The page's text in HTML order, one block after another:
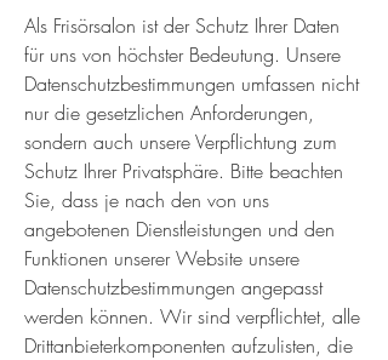
Als Frisörsalon ist der Schutz Ihrer Daten
für uns von höchster Bedeutung. Unsere
Datenschutzbestimmungen umfassen nicht
nur die gesetzlichen Anforderungen,
sondern auch unsere Verpflichtung zum
Schutz Ihrer Privatsphäre. Bitte beachten
Sie, dass je nach den von uns
angebotenen Dienstleistungen und den
Funktionen unserer Website unsere
Datenschutzbestimmungen angepasst
werden können. Wir sind verpflichtet, alle
Drittanbieterkomponenten aufzulisten, die